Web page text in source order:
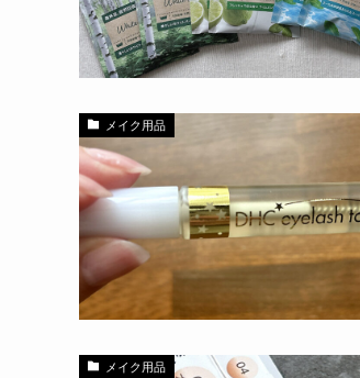
メイク用品
メイク用品